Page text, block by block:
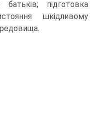
підготовка
шкідливому